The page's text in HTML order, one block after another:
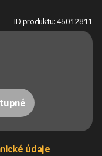
ID produktu: 45012811
údaje